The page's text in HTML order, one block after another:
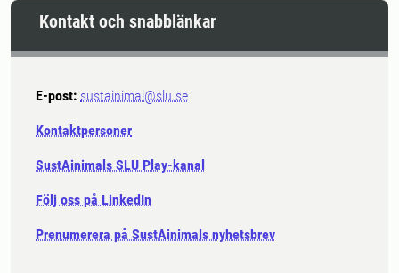
Kontakt och snabblänkar
E-post: sustainimal@slu.se
Kontaktpersoner
SustAinimals SLU Play-kanal
Följ oss på LinkedIn
Prenumerera på SustAinimals nyhetsbrev